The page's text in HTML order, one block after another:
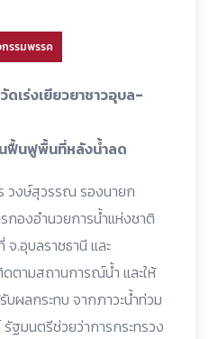
รรมพรรค
ดเร่งเยียวยาชาวอุบล-
ฟื้นฟูพื้นที่หลังน้ำลด
วงษ์สุวรรณ รองนายก
กองอำนวยการน้ำแห่งชาติ
.อุบลราชธานี และ
ตามสถานการณ์น้ำ และให้
บผลกระทบ จากภาวะน้ำท่วม
มนตรีช่วยว่าการกระทรวง